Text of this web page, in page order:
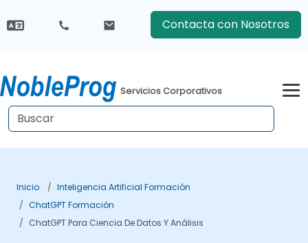
Contacta con Nosotros
Servicios Corporativos
Inicio
Inteligencia Artificial Formación
ChatGPT Formación
ChatGPT Para Ciencia De Datos Y Análisis